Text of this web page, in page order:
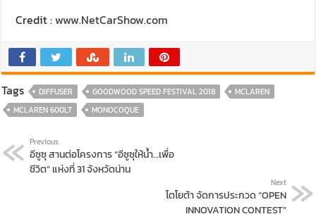
Credit :www.NetCarShow.com
Tags DIFFUSER GOODWOOD SPEED FESTIVAL 2018
MCLAREN
MCLAREN 600LT
MONOCOQUE
Previous
อีซูซุ สานต่อโครงการ “อีซูซุให้น้ำ…เพื่อ
ชีวิต” แห่งที่ 31 จังหวัดน่าน
Next
โตโยต้า จัดการประกวด “OPEN
INNOVATION CONTEST”